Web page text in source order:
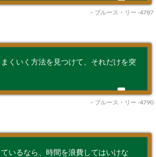
– ブルース・リー -4787
くいく方法を見つけて、それだけを突
– ブルース・リー -4790
いるなら、時間を浪費してはいけな